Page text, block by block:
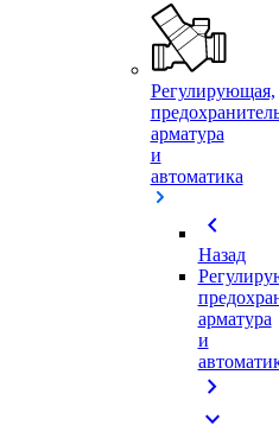
Регулирующая,
арматура
и
автоматика
chevron_left
Назад
арматура
и
chevron_right
expand_more